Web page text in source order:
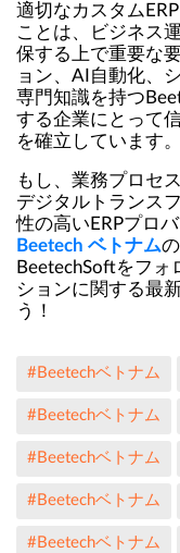
適切なカスタム
ことは、ビジネス
保する上で重要な
ョン、AI自動化、
専門知識を持つ
する企業にとって
を確立しています。
もし、業務プロセ
デジタルトランス
性の高いERPプロ
Beetech ベトナム
BeetechSoftをフォ
ションに関する最
う！
#Beetechベトナム
#Beetechベトナム
#Beetechベトナム
#Beetechベトナム
#Beetechベトナム